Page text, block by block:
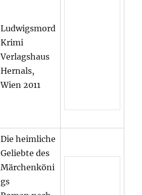
Ludwigsmord
Krimi
Verlagshaus
Hernals,
Wien 2011
Die heimliche
Geliebte des
Märchenköni
gs